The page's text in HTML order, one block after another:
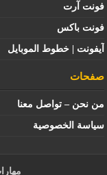
فونت آرت
فونت باكس
آيفونت | خطوط الموبايل
صفحات
من نحن – تواصل معنا
سياسة الخصوصية